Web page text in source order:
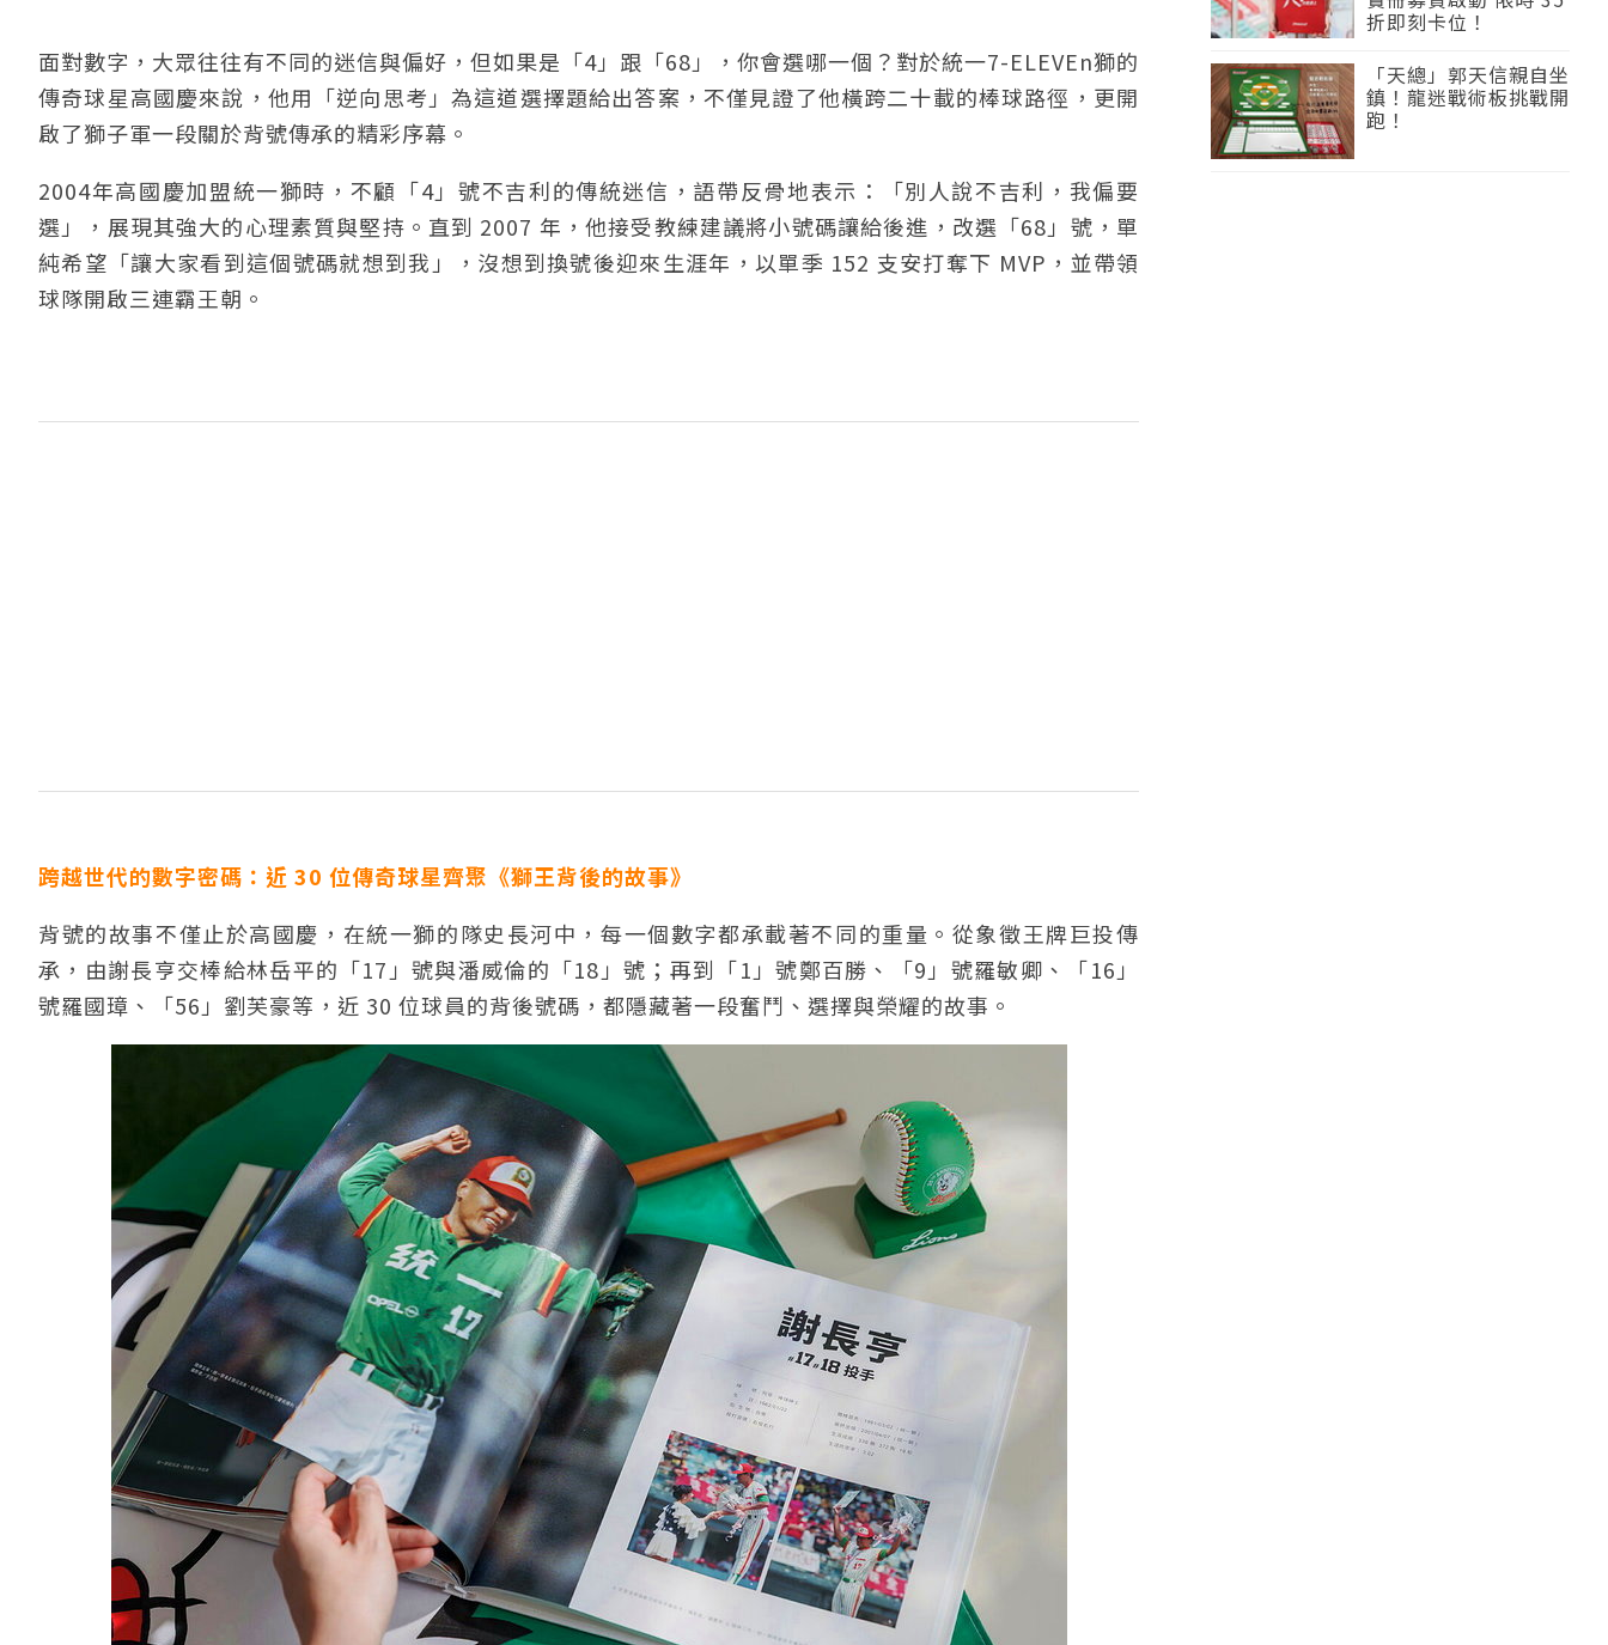
面對數字，大眾往往有不同的迷信與偏好，但如果是「4」跟「68」，你會選哪一個？對於統一7-ELEVEn獅的
傳奇球星高國慶來說，他用「逆向思考」為這道選擇題給出答案，不僅見證了他橫跨二十載的棒球路徑，更開
啟了獅子軍一段關於背號傳承的精彩序幕。
2004年高國慶加盟統一獅時，不顧「4」號不吉利的傳統迷信，語帶反骨地表示：「別人說不吉利，我偏要
選」，展現其強大的心理素質與堅持。直到 2007 年，他接受教練建議將小號碼讓給後進，改選「68」號，單
純希望「讓大家看到這個號碼就想到我」，沒想到換號後迎來生涯年，以單季 152 支安打奪下 MVP，並帶領
球隊開啟三連霸王朝。
跨越世代的數字密碼：近 30 位傳奇球星齊聚《獅王背後的故事》
背號的故事不僅止於高國慶，在統一獅的隊史長河中，每一個數字都承載著不同的重量。從象徵王牌巨投傳
承，由謝長亨交棒給林岳平的「17」號與潘威倫的「18」號；再到「1」號鄭百勝、「9」號羅敏卿、「16」
號羅國璋、「56」劉芙豪等，近 30 位球員的背後號碼，都隱藏著一段奮鬥、選擇與榮耀的故事。
折即刻卡位！
「天總」郭天信親自坐
鎮！龍迷戰術板挑戰開
跑！